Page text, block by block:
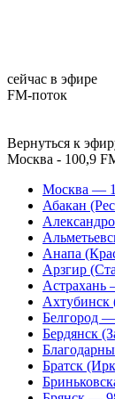
сейчас в эфире
FM-поток
Вернуться к
Москва - 100,9
Москва —
Абакан
Анапа
Арзгир
Астрахань
Ахтубинск
Белгород
Бердянск
Братск